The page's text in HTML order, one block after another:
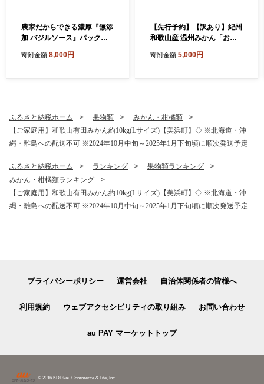
農家だからできる濃厚『無添
加 バジルソース』パック入
寄附金額 8,000円
【先行予約】【訳あり】紀州
和歌山産 温州みかん「おて
～2L サイズ混合（早生・中
寄附金額 5,000円
ふるさと納税ホーム 果物類
みかん・柑橘類
【ご家庭用】和歌山有田みかん約10kg(Lサイズ)【美浜町】◇ ※北海道・沖
縄・離島への配送不可 ※2024年10月中旬～2025年1月下旬頃に順次発送予定
ふるさと納税ホーム ランキング
果物類ランキング
みかん・柑橘類ランキング
【ご家庭用】和歌山有田みかん約10kg(Lサイズ)【美浜町】◇ ※北海道・沖
縄・離島への配送不可 ※2024年10月中旬～2025年1月下旬頃に順次発送予定
プライバシーポリシー 運営会社 自治体関係者の皆様へ
利用規約 ウェブアクセシビリティの取り組み お問い合わせ
au PAY マーケットトップ
© 2016 KDDI/au Commerce & Life, Inc.